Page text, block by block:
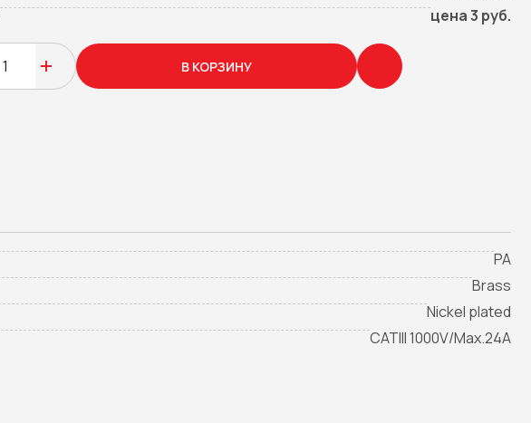
цена 3 руб.
В КОРЗИНУ
PA
Brass
Nickel plated
CATIII 1000V/Max.24A